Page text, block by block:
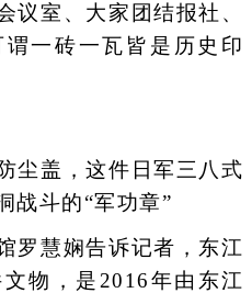
议室、大家团结报社、
一砖一瓦皆是历史印
盖，这件日军三八式
战斗的“军功章”
慧娴告诉记者，东江
物，是2016年由东江